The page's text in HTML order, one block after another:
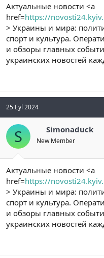
Актуальные новости <a
href=https://
> Украины и мира:
спорт и культура.
и обзоры главных
украинских новостей
25 Eyl 2024
S Simonaduck
New Member
Актуальные новости <a
href=https://
> Украины и мира:
спорт и культура.
и обзоры главных
украинских новостей